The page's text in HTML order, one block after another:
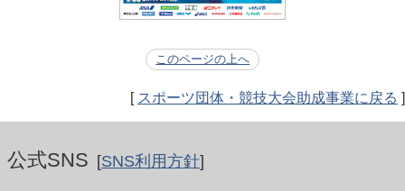
このページの上へ
[ スポーツ団体・競技大会助成事業に戻る ]
公式SNS [SNS利用方針]